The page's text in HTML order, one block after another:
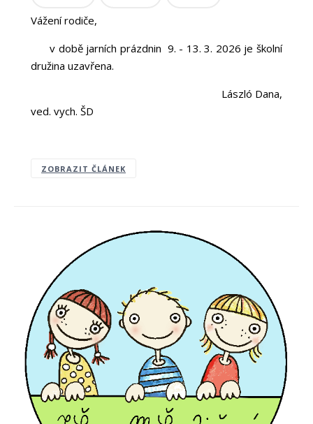
Vážení rodiče,
v době jarních prázdnin 9. - 13. 3. 2026 je školní
družina uzavřena.
László Dana,
ved. vych. ŠD
ZOBRAZIT ČLÁNEK